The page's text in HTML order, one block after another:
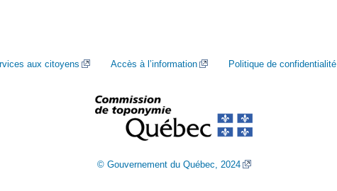
aux citoyens Accès à l’information Politique de confidentialité
© Gouvernement du Québec, 2024